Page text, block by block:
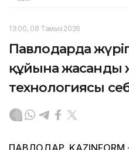
13:00, 08 Тамыз 2026
Павлодарда
құйынға
технологиясы
ПАВЛОДАР. KAZINFORM